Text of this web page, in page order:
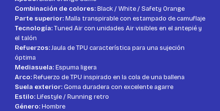
Combinación de colores:Black / White / Safety Orange
Parte superior:Malla transpirable con estampado de camuflaje
Tecnología:Tuned Air con unidades Air visibles en el antepié y
el talón
Refuerzos:Jaula de TPU característica para una sujeción
óptima
Mediasuela:Espuma ligera
Arco:Refuerzo de TPU inspirado en la cola de una ballena
Suela exterior:Goma duradera con excelente agarre
Estilo:Lifestyle / Running retro
Género:Hombre